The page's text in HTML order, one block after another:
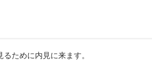
ために内見に来ます。